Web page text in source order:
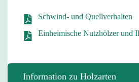
Schwind- und Quellverhalten
Einheimische Nutzhölzer und
Information zu Holzarten